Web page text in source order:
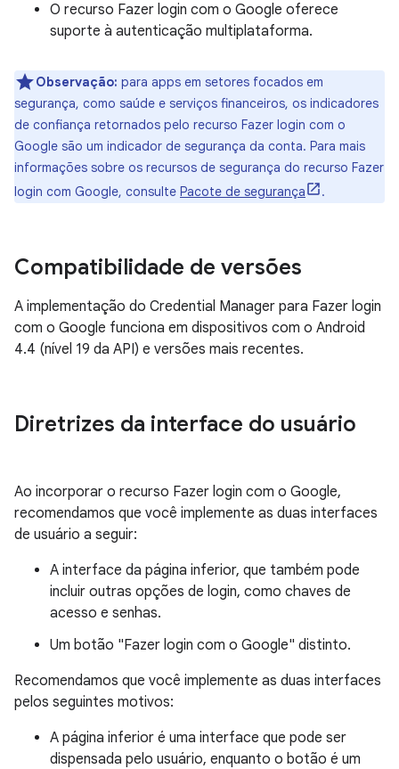
O recurso Fazer login com o Google oferece
suporte à autenticação multiplataforma.
Observação: para apps em setores focados em
segurança, como saúde e serviços financeiros, os indicadores
de confiança retornados pelo recurso Fazer login com o
Google são um indicador de segurança da conta. Para mais
informações sobre os recursos de segurança do recurso Fazer
login com Google, consulte Pacote de segurança .
Compatibilidade de versões
A implementação do Credential Manager para Fazer login
com o Google funciona em dispositivos com o Android
4.4 (nível 19 da API) e versões mais recentes.
Diretrizes da interface do usuário
Ao incorporar o recurso Fazer login com o Google,
recomendamos que você implemente as duas interfaces
de usuário a seguir:
A interface da página inferior, que também pode
incluir outras opções de login, como chaves de
acesso e senhas.
Um botão "Fazer login com o Google" distinto.
Recomendamos que você implemente as duas interfaces
pelos seguintes motivos:
A página inferior é uma interface que pode ser
dispensada pelo usuário, enquanto o botão é um